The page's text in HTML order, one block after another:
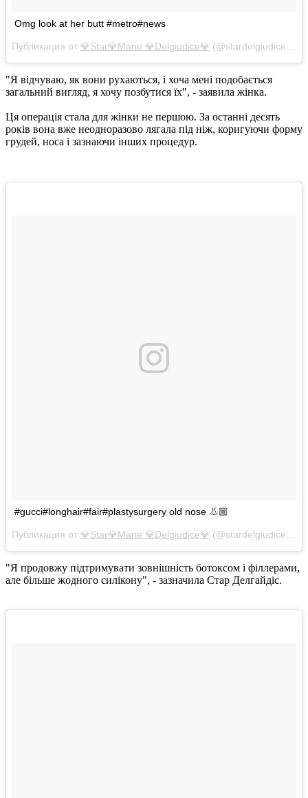
Omg look at her butt #metro#news
Публикация от 💎Star💎Marie 💎Delgiudice💎 (@stardelgiudice)
"Я відчуваю, як вони рухаються, і хоча мені подобається
загальний вигляд, я хочу позбутися їх", - заявила жінка.
Ця операція стала для жінки не першою. За останні десять
років вона вже неодноразово лягала під ніж, коригуючи форму
грудей, носа і зазнаючи інших процедур.
#gucci#longhair#fair#plastysurgery old nose 👃🏼
Публикация от 💎Star💎Marie 💎Delgiudice💎 (@stardelgiudice)
"Я продовжу підтримувати зовнішність ботоксом і філлерами,
але більше жодного силікону", - зазначила Стар Делгайдіс.